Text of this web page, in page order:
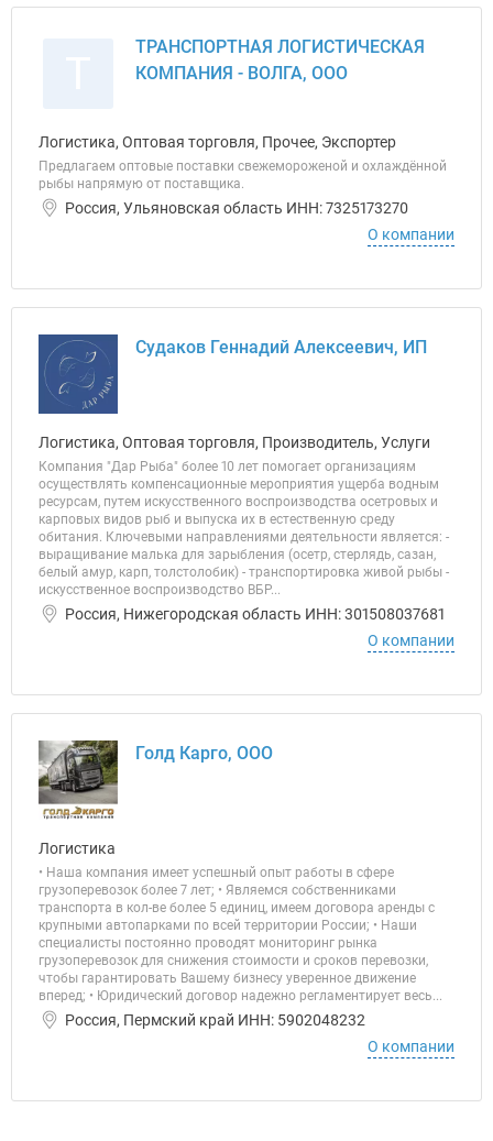
ТРАНСПОРТНАЯ ЛОГИСТИЧЕСКАЯ
КОМПАНИЯ - ВОЛГА, ООО
Логистика, Оптовая торговля, Прочее, Экспортер
Предлагаем оптовые поставки свежемороженой и охлаждённой
рыбы напрямую от поставщика.
Россия, Ульяновская область ИНН: 7325173270
О компании
Судаков Геннадий Алексеевич, ИП
Логистика, Оптовая торговля, Производитель, Услуги
Компания "Дар Рыба" более 10 лет помогает организациям
осуществлять компенсационные мероприятия ущерба водным
ресурсам, путем искусственного воспроизводства осетровых и
карповых видов рыб и выпуска их в естественную среду
обитания. Ключевыми направлениями деятельности является: -
выращивание малька для зарыбления (осетр, стерлядь, сазан,
белый амур, карп, толстолобик) - транспортировка живой рыбы -
искусственное воспроизводство ВБР...
Россия, Нижегородская область ИНН: 301508037681
О компании
Голд Карго, ООО
Логистика
• Наша компания имеет успешный опыт работы в сфере
грузоперевозок более 7 лет; • Являемся собственниками
транспорта в кол-ве более 5 единиц, имеем договора аренды с
крупными автопарками по всей территории России; • Наши
специалисты постоянно проводят мониторинг рынка
грузоперевозок для снижения стоимости и сроков перевозки,
чтобы гарантировать Вашему бизнесу уверенное движение
вперед; • Юридический договор надежно регламентирует весь...
Россия, Пермский край ИНН: 5902048232
О компании